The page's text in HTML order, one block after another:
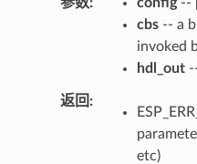
cbs-- a
invoked
hdl_out--
返回
etc)